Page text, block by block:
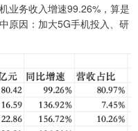
务收入增速99.26%，算是
原因：加大5G手机投入、研